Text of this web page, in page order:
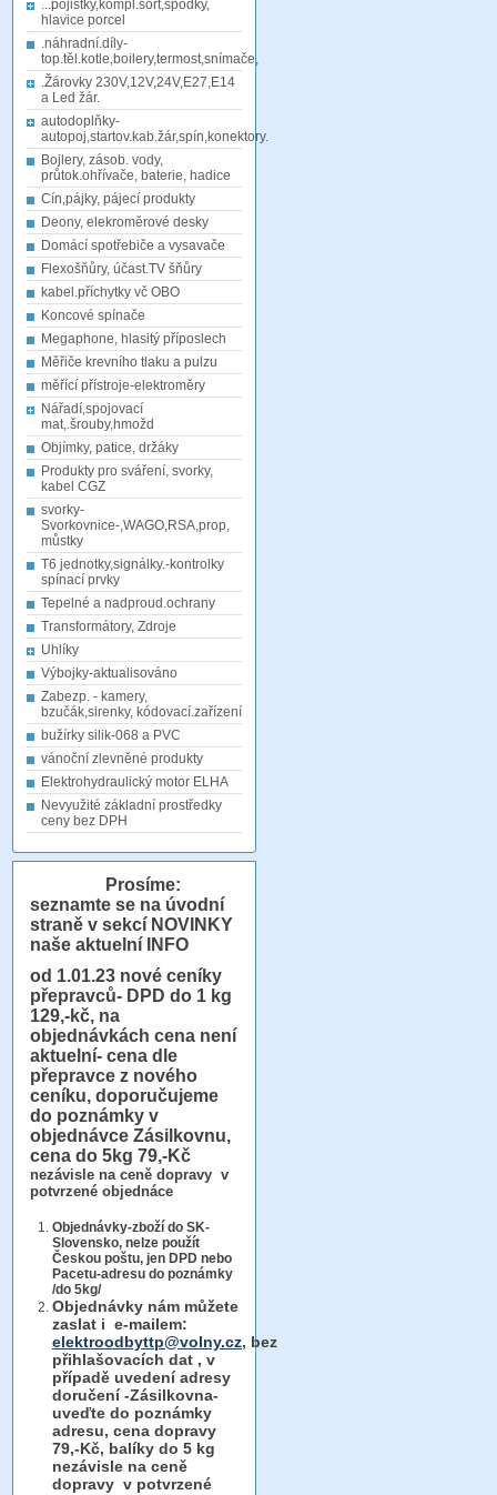
...pojistky,kompl.sort,spodky,
hlavice porcel
.náhradní.díly-
top.těl.kotle,boilery,termost,snímače,
.Žárovky 230V,12V,24V,E27,E14
a Led žár.
autodoplňky-
autopoj,startov.kab.žár,spín,konektory.
Bojlery, zásob. vody,
průtok.ohřívače, baterie, hadice
Cín,pájky, pájecí produkty
Deony, elekroměrové desky
Domácí spotřebiče a vysavače
Flexošňůry, účast.TV šňůry
kabel.příchytky vč OBO
Koncové spínače
Megaphone, hlasitý příposlech
Měřiče krevního tlaku a pulzu
měřící přístroje-elektroměry
Nářadí,spojovací
mat,.šrouby,hmožd
Objímky, patice, držáky
Produkty pro sváření, svorky,
kabel CGZ
svorky-
Svorkovnice-,WAGO,RSA,prop,
můstky
T6 jednotky,signálky.-kontrolky
spínací prvky
Tepelné a nadproud.ochrany
Transformátory, Zdroje
Uhlíky
Výbojky-aktualisováno
Zabezp. - kamery,
bzučák,sirenky, kódovací.zařízení
bužírky silik-068 a PVC
vánoční zlevněné produkty
Elektrohydraulický motor ELHA
Nevyužité základní prostředky
ceny bez DPH
Prosíme:
seznamte se na úvodní
straně v sekcí NOVINKY
naše aktuelní INFO
od 1.01.23 nové ceníky
přepravců- DPD do 1 kg
129,-kč, na
objednávkách cena není
aktuelní- cena dle
přepravce z nového
ceníku, doporučujeme
do poznámky v
objednávce Zásilkovnu,
cena do 5kg 79,-Kč
nezávisle na ceně dopravy v
potvrzené objednáce
Objednávky-zboží do SK-
Slovensko, nelze použít
Českou poštu, jen DPD nebo
Pacetu-adresu do poznámky
/do 5kg/
Objednávky nám můžete
zaslat i e-mailem:
elektroodbyttp@volny.cz, bez
přihlašovacích dat , v
případě uvedení adresy
doručení -Zásilkovna-
uveďte do poznámky
adresu, cena dopravy
79,-Kč, balíky do 5 kg
nezávisle na ceně
dopravy v potvrzené